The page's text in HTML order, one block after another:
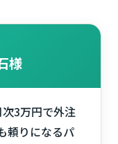
様
3万円で外注
頼りになるパ